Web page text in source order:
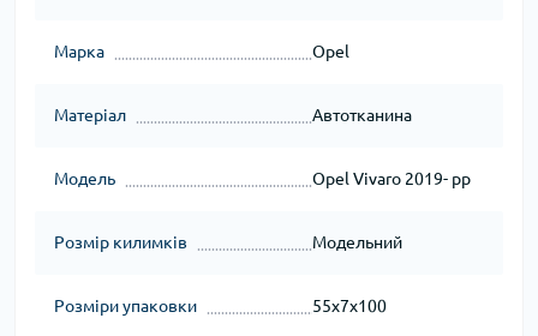
Марка Opel
Матеріал Автотканина
Модель Opel Vivaro 2019- рр
Розмір килимків Модельний
Розміри упаковки 55x7x100